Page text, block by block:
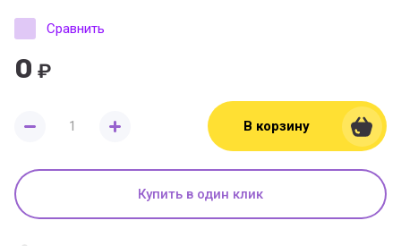
0 ₽
Сравнить
В корзину
Купить в один клик